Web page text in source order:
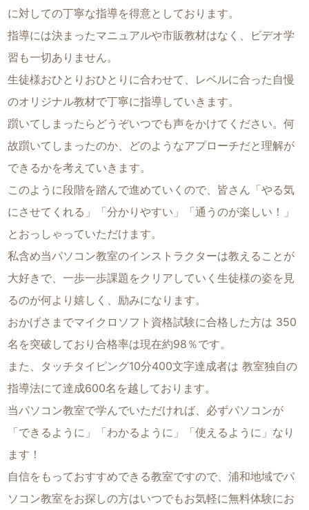
に対しての丁寧な指導を得意としております。
指導には決まったマニュアルや市販教材はなく、ビデオ学
習も一切ありません。
生徒様おひとりおひとりに合わせて、レベルに合った自慢
のオリジナル教材で丁寧に指導していきます。
躓いてしまったらどうぞいつでも声をかけてください。何
故躓いてしまったのか、どのようなアプローチだと理解が
できるかを考えていきます。
このように段階を踏んで進めていくので、皆さん「やる気
にさせてくれる」「分かりやすい」「通うのが楽しい！」
とおっしゃっていただけます。
私含め当パソコン教室のインストラクターは教えることが
大好きで、一歩一歩課題をクリアしていく生徒様の姿を見
るのが何より嬉しく、励みになります。
おかげさまでマイクロソフト資格試験に合格した方は 350
名を突破しており合格率は現在約98％です。
また、タッチタイピング10分400文字達成者は 教室独自の
指導法にて達成600名を越しております。
当パソコン教室で学んでいただければ、必ずパソコンが
「できるように」「わかるように」「使えるように」なり
ます！
自信をもっておすすめできる教室ですので、浦和地域でパ
ソコン教室をお探しの方はいつでもお気軽に無料体験にお